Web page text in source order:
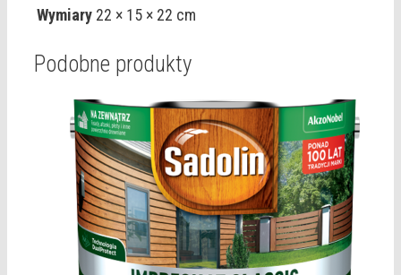
Wymiary 22 × 15 × 22 cm
Podobne produkty